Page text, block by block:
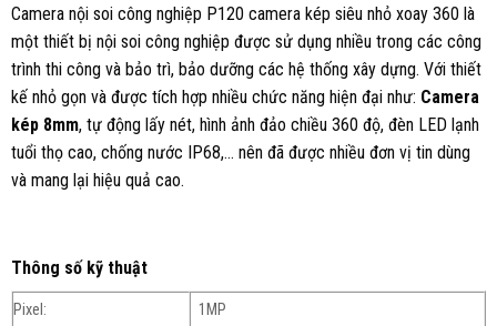
Camera nội soi công nghiệp P120 camera kép siêu nhỏ xoay 360 là
một thiết bị nội soi công nghiệp được sử dụng nhiều trong các công
trình thi công và bảo trì, bảo dưỡng các hệ thống xây dựng. Với thiết
kế nhỏ gọn và được tích hợp nhiều chức năng hiện đại như: Camera
kép 8mm, tự động lấy nét, hình ảnh đảo chiều 360 độ, đèn LED lạnh
tuổi thọ cao, chống nước IP68,… nên đã được nhiều đơn vị tin dùng
và mang lại hiệu quả cao.
Thông số kỹ thuật
Pixel:
1MP